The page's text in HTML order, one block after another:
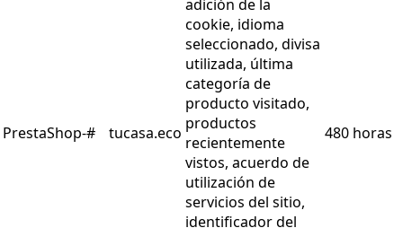
PrestaShop-# tucasa.eco
adición de la
cookie, idioma
seleccionado, divisa
utilizada, última
categoría de
producto visitado,
productos
recientemente
vistos, acuerdo de
utilización de
servicios del sitio,
identificador del
480 horas